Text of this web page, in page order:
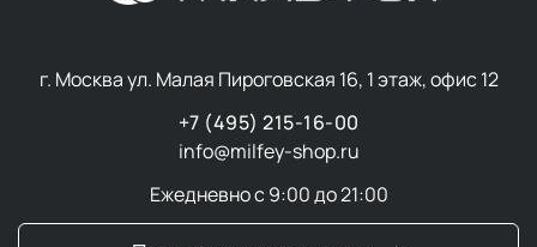
г. Москва ул. Малая Пироговская 16, 1 этаж, офис 12
+7 (495) 215-16-00
info@milfey-shop.ru
Ежедневно с 9:00 до 21:00